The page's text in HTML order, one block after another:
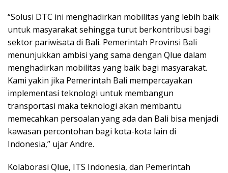
“Solusi DTC ini menghadirkan mobilitas yang lebih baik
untuk masyarakat sehingga turut berkontribusi bagi
sektor pariwisata di Bali. Pemerintah Provinsi Bali
menunjukkan ambisi yang sama dengan Qlue dalam
menghadirkan mobilitas yang baik bagi masyarakat.
Kami yakin jika Pemerintah Bali mempercayakan
implementasi teknologi untuk membangun
transportasi maka teknologi akan membantu
memecahkan persoalan yang ada dan Bali bisa menjadi
kawasan percontohan bagi kota-kota lain di
Indonesia,” ujar Andre.
Kolaborasi Qlue, ITS Indonesia, dan Pemerintah